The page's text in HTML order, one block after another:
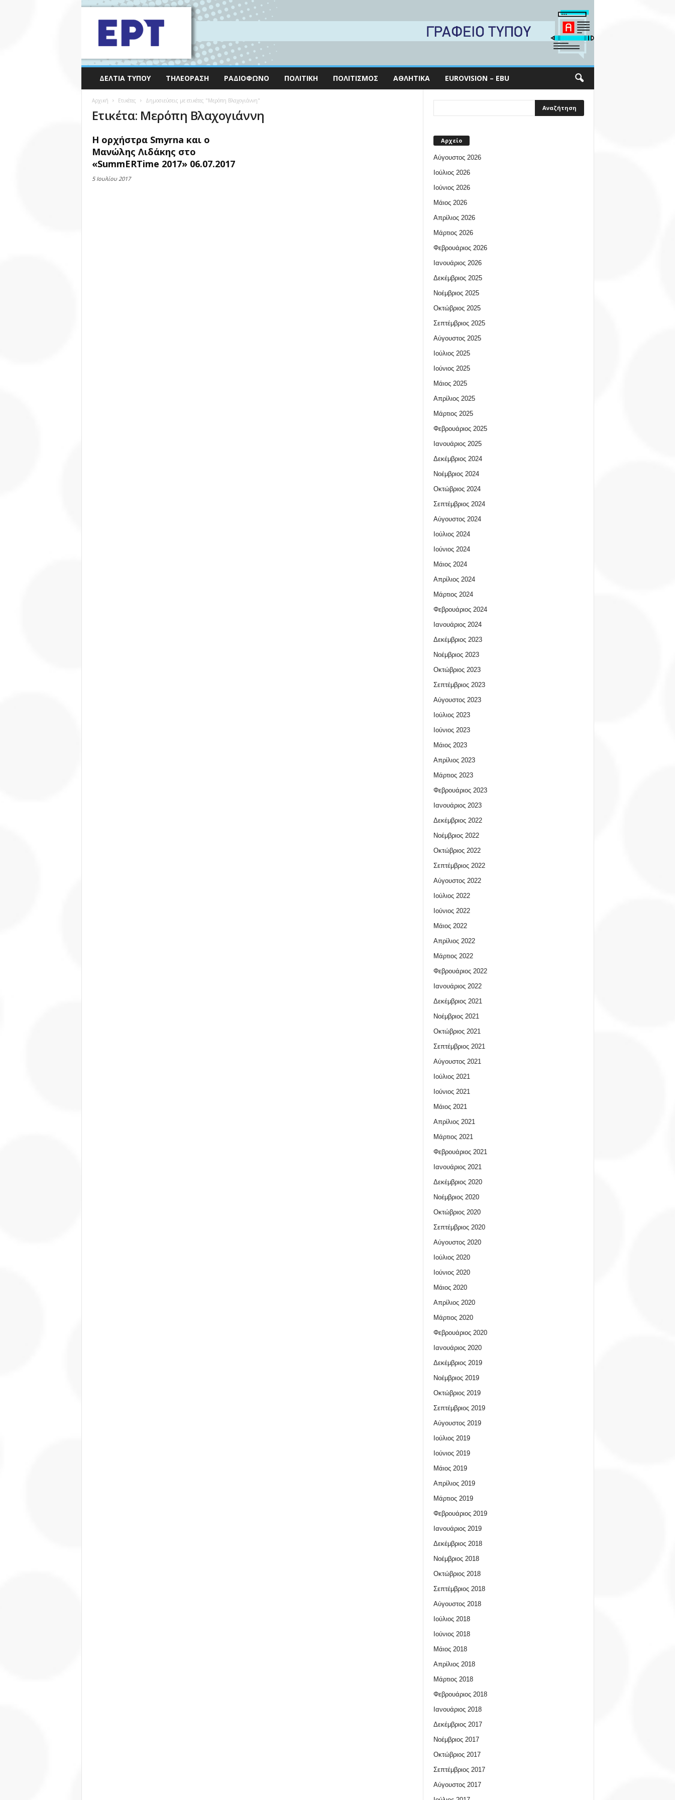
ΔΕΛΤΊΑ ΤΎΠΟΥ ΤΗΛΕΌΡΑΣΗ ΡΑΔΙΌΦΩΝΟ ΠΟΛΙΤΙΚΉ ΠΟΛΙΤΙΣΜΌΣ ΑΘΛΗΤΙΚΆ EUROVISION – EBU
Αρχική Ετικέτες Δημοσιεύσεις με ετικέτες "Μερόπη Βλαχογιάννη"
Ετικέτα: Μερόπη Βλαχογιάννη
Η ορχήστρα Smyrna και ο
Μανώλης Λιδάκης στο
«SummERTime 2017» 06.07.2017
5 Ιουλίου 2017
Αρχείο
Αύγουστος 2026
Ιούλιος 2026
Ιούνιος 2026
Μάιος 2026
Απρίλιος 2026
Μάρτιος 2026
Φεβρουάριος 2026
Ιανουάριος 2026
Δεκέμβριος 2025
Νοέμβριος 2025
Οκτώβριος 2025
Σεπτέμβριος 2025
Αύγουστος 2025
Ιούλιος 2025
Ιούνιος 2025
Μάιος 2025
Απρίλιος 2025
Μάρτιος 2025
Φεβρουάριος 2025
Ιανουάριος 2025
Δεκέμβριος 2024
Νοέμβριος 2024
Οκτώβριος 2024
Σεπτέμβριος 2024
Αύγουστος 2024
Ιούλιος 2024
Ιούνιος 2024
Μάιος 2024
Απρίλιος 2024
Μάρτιος 2024
Φεβρουάριος 2024
Ιανουάριος 2024
Δεκέμβριος 2023
Νοέμβριος 2023
Οκτώβριος 2023
Σεπτέμβριος 2023
Αύγουστος 2023
Ιούλιος 2023
Ιούνιος 2023
Μάιος 2023
Απρίλιος 2023
Μάρτιος 2023
Φεβρουάριος 2023
Ιανουάριος 2023
Δεκέμβριος 2022
Νοέμβριος 2022
Οκτώβριος 2022
Σεπτέμβριος 2022
Αύγουστος 2022
Ιούλιος 2022
Ιούνιος 2022
Μάιος 2022
Απρίλιος 2022
Μάρτιος 2022
Φεβρουάριος 2022
Ιανουάριος 2022
Δεκέμβριος 2021
Νοέμβριος 2021
Οκτώβριος 2021
Σεπτέμβριος 2021
Αύγουστος 2021
Ιούλιος 2021
Ιούνιος 2021
Μάιος 2021
Απρίλιος 2021
Μάρτιος 2021
Φεβρουάριος 2021
Ιανουάριος 2021
Δεκέμβριος 2020
Νοέμβριος 2020
Οκτώβριος 2020
Σεπτέμβριος 2020
Αύγουστος 2020
Ιούλιος 2020
Ιούνιος 2020
Μάιος 2020
Απρίλιος 2020
Μάρτιος 2020
Φεβρουάριος 2020
Ιανουάριος 2020
Δεκέμβριος 2019
Νοέμβριος 2019
Οκτώβριος 2019
Σεπτέμβριος 2019
Αύγουστος 2019
Ιούλιος 2019
Ιούνιος 2019
Μάιος 2019
Απρίλιος 2019
Μάρτιος 2019
Φεβρουάριος 2019
Ιανουάριος 2019
Δεκέμβριος 2018
Νοέμβριος 2018
Οκτώβριος 2018
Σεπτέμβριος 2018
Αύγουστος 2018
Ιούλιος 2018
Ιούνιος 2018
Μάιος 2018
Απρίλιος 2018
Μάρτιος 2018
Φεβρουάριος 2018
Ιανουάριος 2018
Δεκέμβριος 2017
Νοέμβριος 2017
Οκτώβριος 2017
Σεπτέμβριος 2017
Αύγουστος 2017